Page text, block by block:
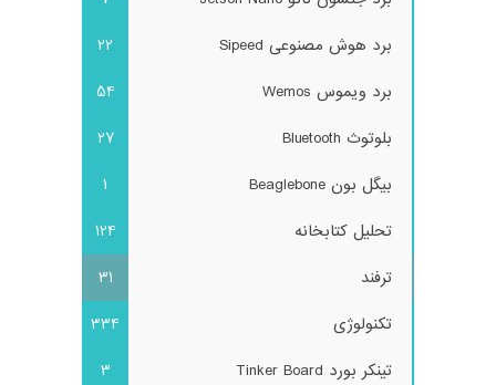
برد هوش مصنوعی Sipeed
22
برد ویموس Wemos
54
بلوتوث Bluetooth
27
بیگل بون Beaglebone
1
تحلیل کتابخانه
124
ترفند
31
تکنولوژی
334
تینکر بورد Tinker Board
3